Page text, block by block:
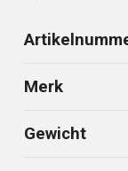
Merk
Gewicht